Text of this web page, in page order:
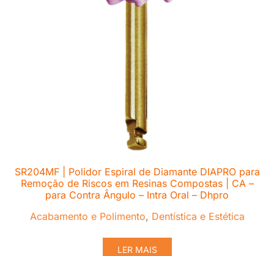
SR204MF | Polidor Espiral de Diamante DIAPRO para
Remoção de Riscos em Resinas Compostas | CA –
para Contra Ângulo – Intra Oral – Dhpro
Acabamento e Polimento, Dentística e Estética
LER MAIS